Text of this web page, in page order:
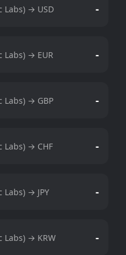
Labs) → USD -
Labs) → EUR -
Labs) → GBP -
Labs) → CHF -
Labs) → JPY -
Labs) → KRW -